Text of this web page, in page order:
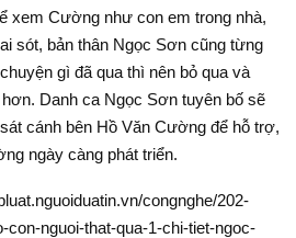
xem Cường như con em trong nhà,
sót, bản thân Ngọc Sơn cũng từng
gì đã qua thì nên bỏ qua và
Danh ca Ngọc Sơn tuyên bố sẽ
cánh bên Hồ Văn Cường để hỗ trợ,
ngày càng phát triển.
congnghe/202-
con-nguoi-that-qua-1-chi-tiet-ngoc-